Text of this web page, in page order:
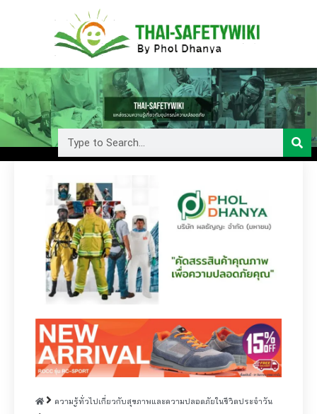
ความรู้ทั่วไปเกี่ยวกับสุขภาพและความปลอดภัยในชีวิตประจำวัน